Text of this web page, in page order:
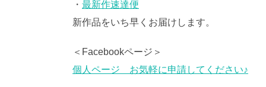
・ 最新作速達便
新作品をいち早くお届けします。
＜Facebookページ＞
個人ページ お気軽に申請してください♪